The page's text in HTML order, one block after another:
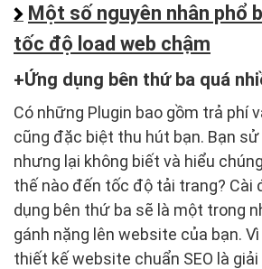
Một số nguyên nhân phổ
tốc độ load web chậm
Ứng dụng bên thứ ba quá
Có những Plugin bao gồm trả phí
cũng đặc biệt thu hút bạn. Bạn
nhưng lại không biết và hiểu
thế nào đến tốc độ tải trang? Cài
dụng bên thứ ba sẽ là một trong
gánh nặng lên website của bạn.
thiết kế website chuẩn SEO là giải